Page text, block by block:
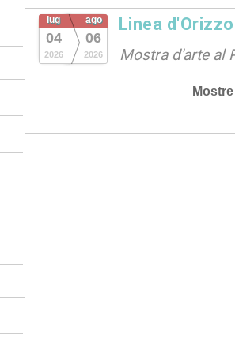
lug
04
2026
ago
06
2026
Linea
Mostra d'arte al
Mostre